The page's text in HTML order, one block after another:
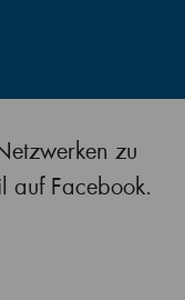
zu
auf Facebook.